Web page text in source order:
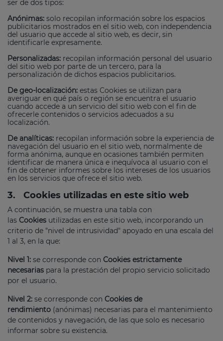
ser de dos tipos:
Anónimas: solo recopilan información sobre los espacios
publicitarios mostrados en el sitio web, con independencia
del usuario que accede al sitio web, es decir, sin
identificarle expresamente.
Personalizadas: recopilan información personal del usuario
del sitio web por parte de un tercero, para la
personalización de dichos espacios publicitarios.
De geo-localización: estas Cookies se utilizan para
averiguar en qué país o región se encuentra el usuario
cuando accede a un servicio del sitio web con el fin de
ofrecerle contenidos o servicios adecuados a su
localización.
De analíticas: recopilan información sobre la experiencia de
navegación del usuario en el sitio web, normalmente de
forma anónima, aunque en ocasiones también permiten
identificar de manera única e inequívoca al usuario con el
fin de obtener informes sobre los intereses de los usuarios
en los servicios que ofrece el sitio web.
3. Cookies utilizadas en este sitio web
A continuación, se muestra una tabla con
las Cookies utilizadas en este sitio web, incorporando un
criterio de "nivel de intrusividad" apoyado en una escala del
1 al 3, en la que:
Nivel 1: se corresponde con Cookies estrictamente
necesarias para la prestación del propio servicio solicitado
por el usuario.
Nivel 2: se corresponde con Cookies de
rendimiento (anónimas) necesarias para el mantenimiento
de contenidos y navegación, de las que solo es necesario
informar sobre su existencia.